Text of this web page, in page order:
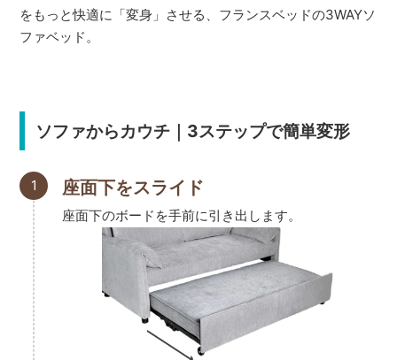
をもっと快適に「変身」させる、フランスベッドの3WAYソ
ファベッド。
ソファからカウチ｜3ステップで簡単変形
1 座面下をスライド
座面下のボードを手前に引き出します。